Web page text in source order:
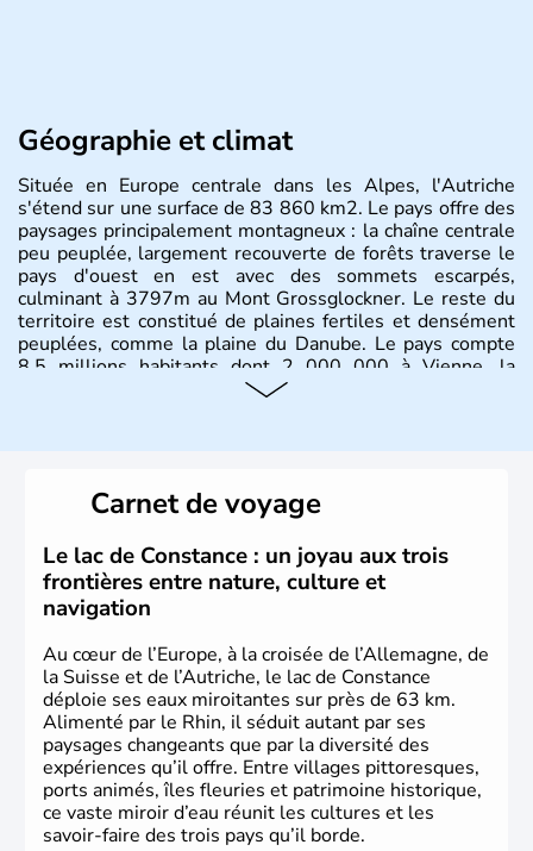
Géographie et climat
Située en Europe centrale dans les Alpes, l'Autriche
s'étend sur une surface de 83 860 km2. Le pays offre des
paysages principalement montagneux : la chaîne centrale
peu peuplée, largement recouverte de forêts traverse le
pays d'ouest en est avec des sommets escarpés,
culminant à 3797m au Mont Grossglockner. Le reste du
territoire est constitué de plaines fertiles et densément
peuplées, comme la plaine du Danube. Le pays compte
8.5 millions habitants dont 2 000 000 à Vienne, la
compte aujourd'hui plus de 8 millions d'habitants.
L'Autriche a donné naissance à de nombreux artistes :
Mozart, Schubert, le psychanalyste Freud, Romy
Schneider, Arnold Schwarzenegger, Anton Bruckner,
Gustav Mahler font partie des Autrichiens les plus
marquants de ces dernières décennies.
Carnet de voyage
Le lac de Constance : un joyau aux trois
frontières entre nature, culture et
navigation
Au cœur de l’Europe, à la croisée de l’Allemagne, de
la Suisse et de l’Autriche, le lac de Constance
déploie ses eaux miroitantes sur près de 63 km.
Alimenté par le Rhin, il séduit autant par ses
paysages changeants que par la diversité des
expériences qu’il offre. Entre villages pittoresques,
ports animés, îles fleuries et patrimoine historique,
ce vaste miroir d’eau réunit les cultures et les
savoir-faire des trois pays qu’il borde.